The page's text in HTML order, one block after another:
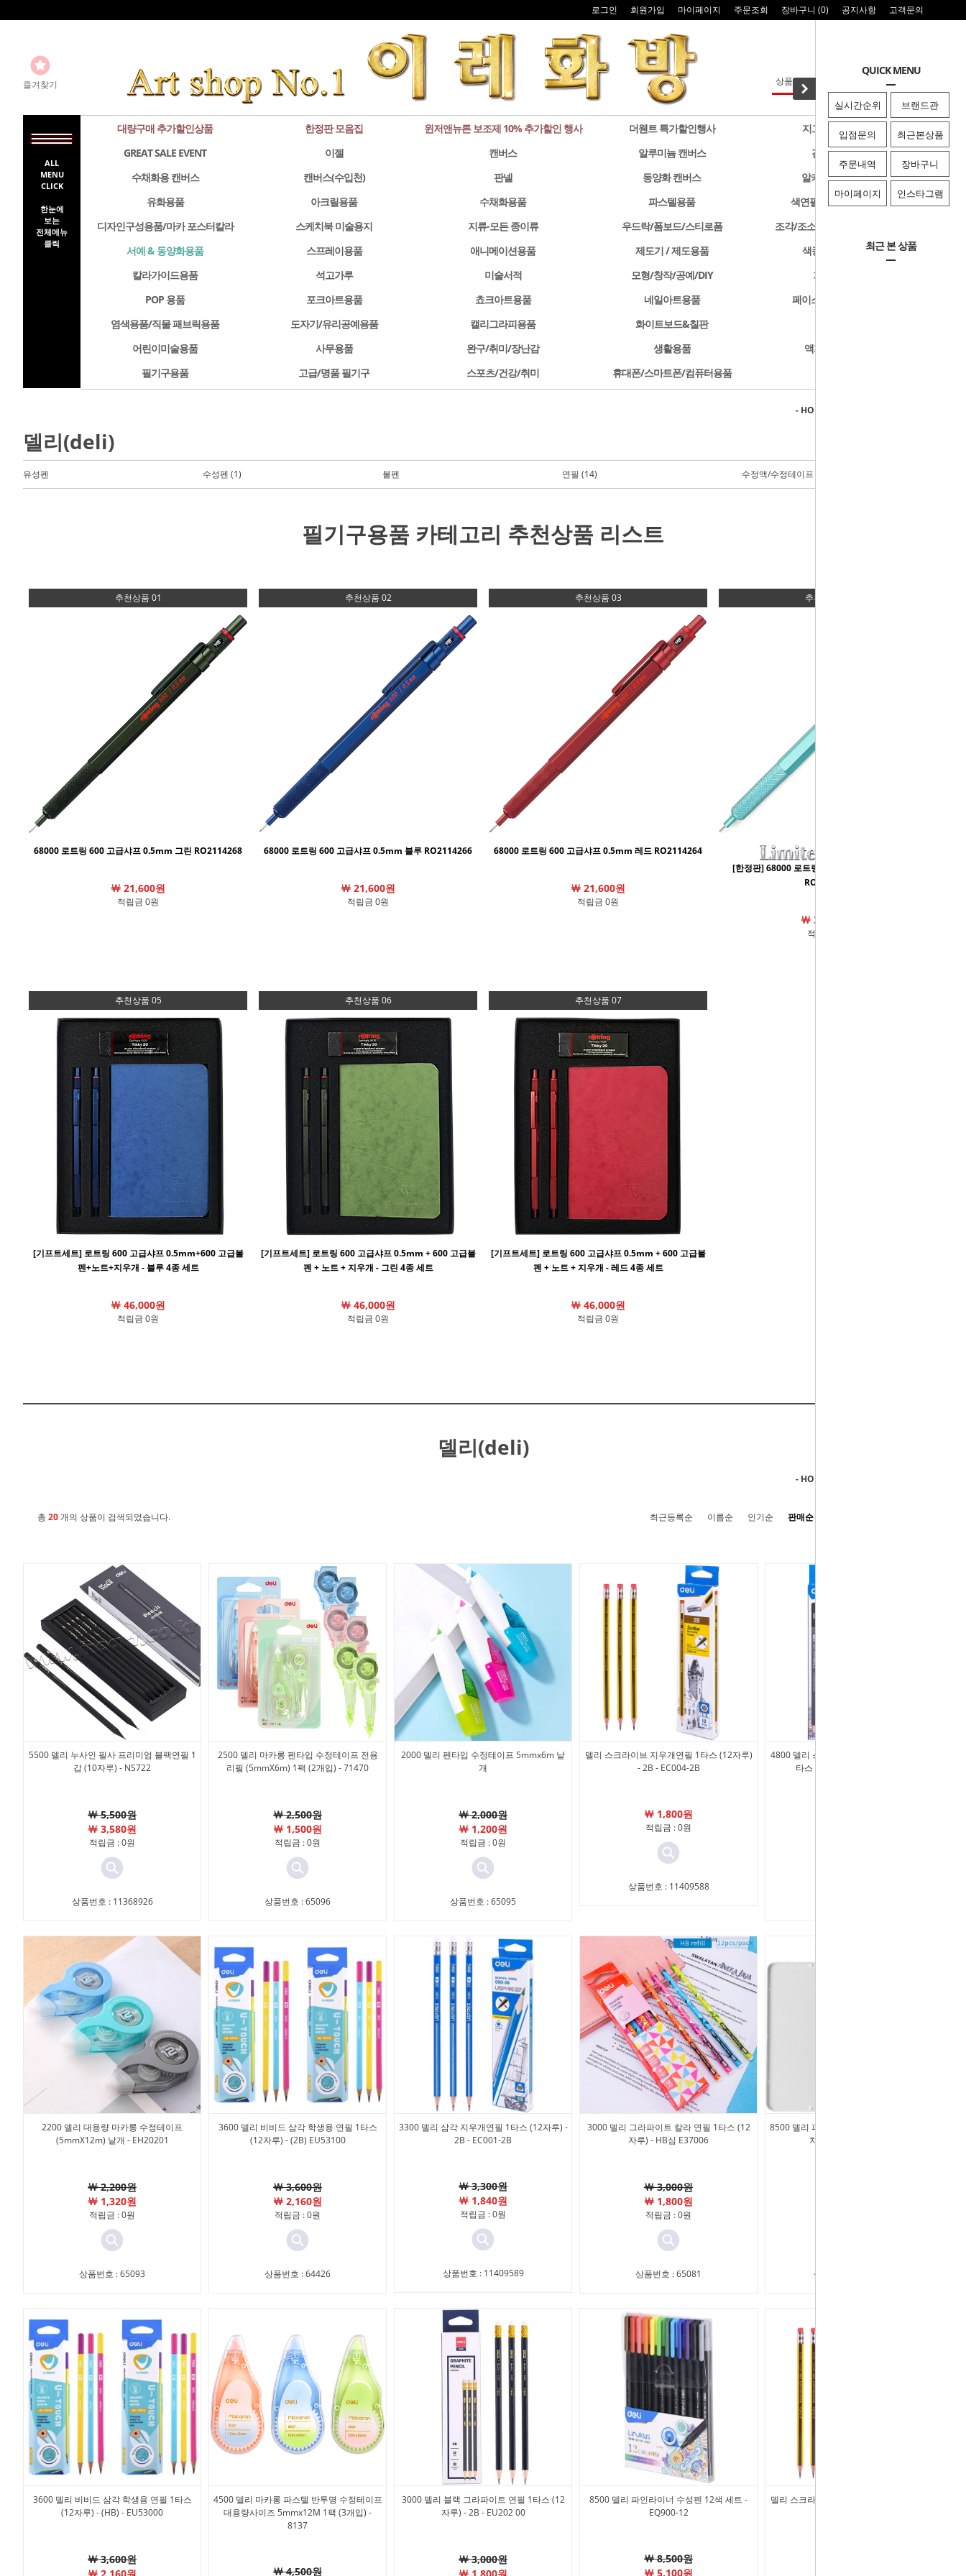
QUICK MENU
실시간순위 브랜드관
입점문의 최근본상품
주문내역 장바구니
마이페이지 인스타그램
최근 본 상품
로그인 회원가입 마이페이지 주문조회 장바구니 (0) 공지사항 고객문의
즐겨찾기
ALL
MENU
CLICK
한눈에
보는
전체메뉴
클릭
대량구매 추가할인상품 한정판 모음집 윈저앤뉴튼 보조제 10% 추가할인 행사 더웬트 특가할인행사
지그 특가할인행사
GREAT SALE EVENT
이젤 캔버스 알루미늄 캔버스
검정색 캔버스
수채화용 캔버스
캔버스(수입천) 판넬 동양화 캔버스
알키드물감 및 용품
유화용품
아크릴용품 수채화용품 파스텔용품
색연필/연필/드로잉용품
디자인구성용품/마카 포스터칼라
스케치북 미술용지 지류-모든 종이류 우드락/폼보드/스티로폼
조각/조소용품/클레이/판화용품
서예 & 동양화용품
스프레이용품 애니메이션용품 제도기 / 제도용품
색종이 & 종이접기
칼라가이드용품
석고가루 미술서적 모형/창작/공예/DIY
기타화방용품
POP 용품
포크아트용품 쵸크아트용품 네일아트용품
페이스페인팅/미용용품
염색용품/직물 패브릭용품
도자기/유리공예용품 캘리그라피용품 화이트보드&칠판
어린이미술용품
사무용품 완구/취미/장난감 생활용품
액자/사진첩/앨범
필기구용품
고급/명품 필기구 스포츠/건강/취미 휴대폰/스마트폰/컴퓨터용품
- HOME
델리(deli)
유성펜 수성펜 (1) 볼펜 연필 (14) 수정액/수정테이프 (5)
필기구용품 카테고리 추천상품 리스트
추천상품 01
68000 로트링 600 고급샤프 0.5mm 그린 RO2114268
￦ 21,600원
적립금 0원
추천상품 02
68000 로트링 600 고급샤프 0.5mm 블루 RO2114266
￦ 21,600원
적립금 0원
추천상품 03
68000 로트링 600 고급샤프 0.5mm 레드 RO2114264
￦ 21,600원
적립금 0원
추천상품 04
[한정판] 68000 로트링 600 고급샤프 0.5mm 민트
RO2159704
￦ 33,920원
적립금 0원
추천상품 05
[기프트세트] 로트링 600 고급샤프 0.5mm+600 고급볼
펜+노트+지우개 - 블루 4종 세트
￦ 46,000원
적립금 0원
추천상품 06
[기프트세트] 로트링 600 고급샤프 0.5mm + 600 고급볼
펜 + 노트 + 지우개 - 그린 4종 세트
￦ 46,000원
적립금 0원
추천상품 07
[기프트세트] 로트링 600 고급샤프 0.5mm + 600 고급볼
펜 + 노트 + 지우개 - 레드 4종 세트
￦ 46,000원
적립금 0원
델리(deli)
- HOME
총 20개의 상품이 검색되었습니다. 최근등록순 이름순 인기순 판매순
5500 델리 누사인 필사 프리미엄 블랙연필 1
갑 (10자루) - NS722
￦ 5,500원
￦ 3,580원
적립금 : 0원
상품번호 : 11368926
2500 델리 마카롱 펜타입 수정테이프 전용
리필 (5mmX6m) 1팩 (2개입) - 71470
￦ 2,500원
￦ 1,500원
적립금 : 0원
상품번호 : 65096
2000 델리 펜타입 수정테이프 5mmx6m 낱
개
￦ 2,000원
￦ 1,200원
적립금 : 0원
상품번호 : 65095
델리 스크라이브 지우개연필 1타스 (12자루)
- 2B - EC004-2B
￦ 1,800원
적립금 : 0원
상품번호 : 11409588
4800 델리 스크라이브 인피니트 펜슬 연필 1
타스 (12자루) - 2B - EC005-2B
2200 델리 대용량 마카롱 수정테이프
(5mmX12m) 낱개 - EH20201
￦ 2,200원
￦ 1,320원
적립금 : 0원
상품번호 : 65093
3600 델리 비비드 삼각 학생용 연필 1타스
(12자루) - (2B) EU53100
￦ 3,600원
￦ 2,160원
적립금 : 0원
상품번호 : 64426
3300 델리 삼각 지우개연필 1타스 (12자루) -
2B - EC001-2B
￦ 3,300원
￦ 1,840원
적립금 : 0원
상품번호 : 11409589
3000 델리 그라파이트 칼라 연필 1타스 (12
자루) - HB심 E37006
￦ 3,000원
￦ 1,800원
적립금 : 0원
상품번호 : 65081
8500 델리 파이놀로 피놀로 드로잉펜슬 스케
치연필 8종 세트 - EC26
상품번호 : 11394468
3600 델리 비비드 삼각 학생용 연필 1타스
(12자루) - (HB) - EU53000
￦ 3,600원
4500 델리 마카롱 파스텔 반투명 수정테이프
대용량사이즈 5mmx12M 1팩 (3개입) -
8137
￦ 4,500원
3000 델리 블랙 그라파이트 연필 1타스 (12
자루) - 2B - EU202 00
￦ 3,000원
8500 델리 파인라이너 수성펜 12색 세트 -
EQ900-12
￦ 8,500원
￦ 5,100원
델리 스크라이브 지우개연필 1타스 (12자루)